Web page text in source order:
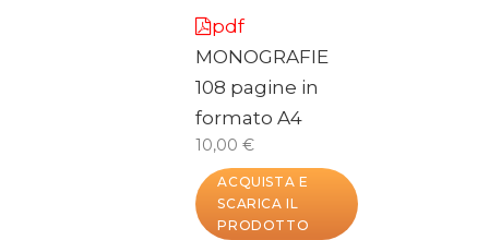
pdf
MONOGRAFIE
108 pagine in
formato A4
10,00 €
ACQUISTA E
SCARICA IL
PRODOTTO